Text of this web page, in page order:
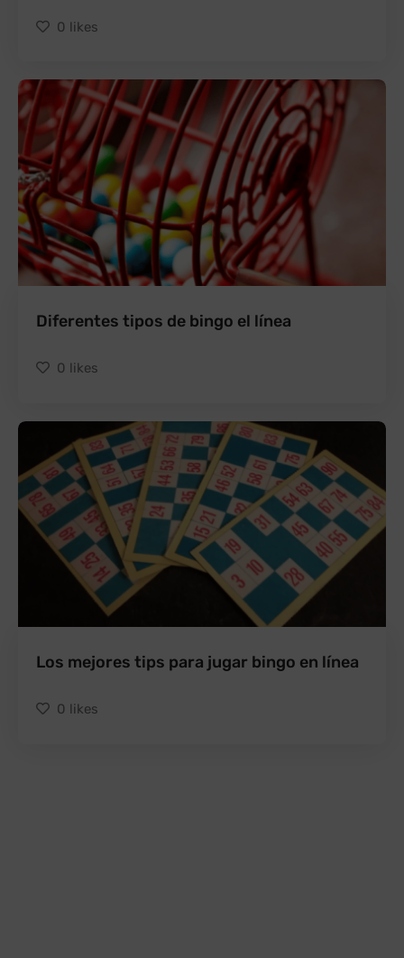
0 likes
Diferentes tipos de bingo el línea
0 likes
Los mejores tips para jugar bingo en línea
0 likes